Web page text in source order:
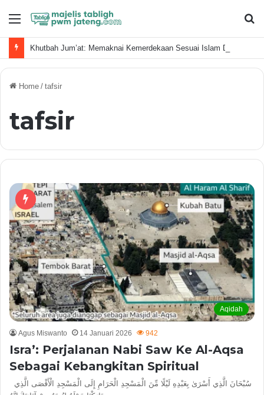
Menu
Home / tafsir
tafsir
Aqidah
Agus Miswanto 14 Januari 2026 942
Isra’: Perjalanan Nabi Saw Ke Al-Aqsa
Sebagai Kebangkitan Spiritual